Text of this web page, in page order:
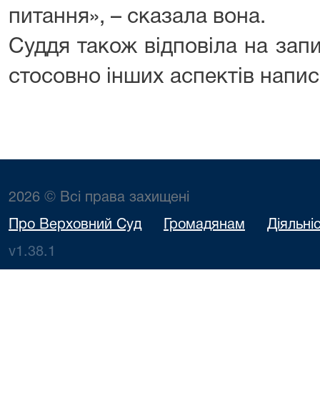
питання», – сказала вона.
Суддя також відповіла на
стосовно інших аспектів
2026 © Всі права захищені
Про Верховний Суд Громадянам
v1.38.1